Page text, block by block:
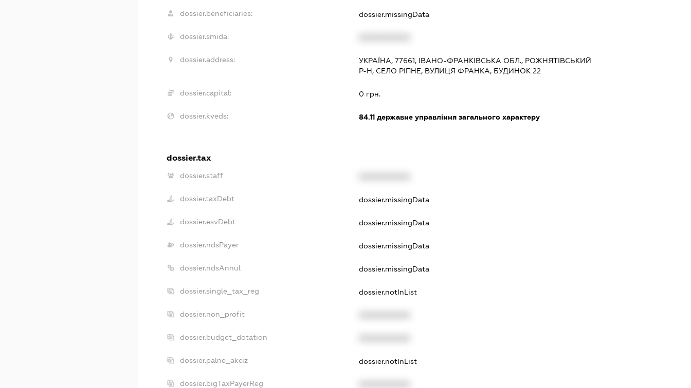
dossier.beneficiaries: dossier.missingData
dossier.smida:
dossier.address:
УКРАЇНА, 77661, ІВАНО-ФРАНКІВСЬКА ОБЛ., РОЖНЯТІВСЬКИЙ
Р-Н, СЕЛО РІПНЕ, ВУЛИЦЯ ФРАНКА, БУДИНОК 22
dossier.capital: 0 грн.
dossier.kveds: 84.11державне управління загального характеру
dossier.tax
dossier.staff
dossier.taxDebt dossier.missingData
dossier.esvDebt dossier.missingData
dossier.ndsPayer dossier.missingData
dossier.ndsAnnul dossier.missingData
dossier.single_tax_reg dossier.notInList
dossier.non_profit
dossier.budget_dotation
dossier.palne_akciz dossier.notInList
dossier.bigTaxPayerReg